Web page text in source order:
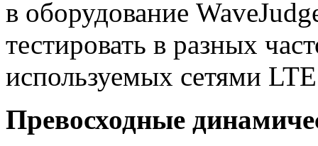
в оборудование
тестировать в разных
используемых сетями
Превосходные